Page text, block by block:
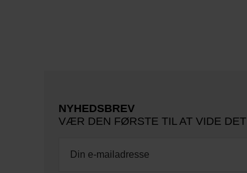
NYHEDSBREV
VÆR DEN FØRSTE TIL AT VIDE DET